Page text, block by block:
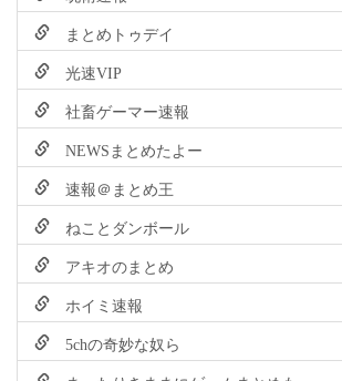
まとめトゥデイ
光速VIP
社畜ゲーマー速報
NEWSまとめたよー
速報＠まとめ王
ねことダンボール
アキオのまとめ
ホイミ速報
5chの奇妙な奴ら